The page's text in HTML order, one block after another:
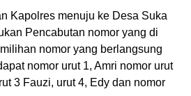
Kapolres menuju ke Desa Suka
Pencabutan nomor yang di
nomor yang berlangsung
nomor urut 1, Amri nomor urut
3 Fauzi, urut 4, Edy dan nomor